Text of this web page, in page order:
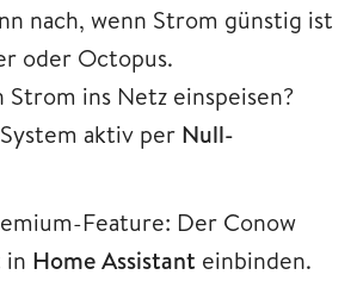
nach, wenn Strom günstig ist
oder Octopus.
Strom ins Netz einspeisen?
aktiv per Null-
Feature: Der Conow
in Home Assistant einbinden.